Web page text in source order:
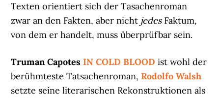
Texten orientiert sich der Tasachenroman
zwar an den Fakten, aber nicht jedesFaktum,
von dem er handelt, muss überprüfbar sein.
Truman Capotes IN COLD BLOOD ist wohl der
berühmteste Tatsachenroman, Rodolfo Walsh
setzte seine literarischen Rekonstruktionen als